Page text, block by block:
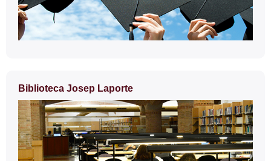
Biblioteca Josep Laporte